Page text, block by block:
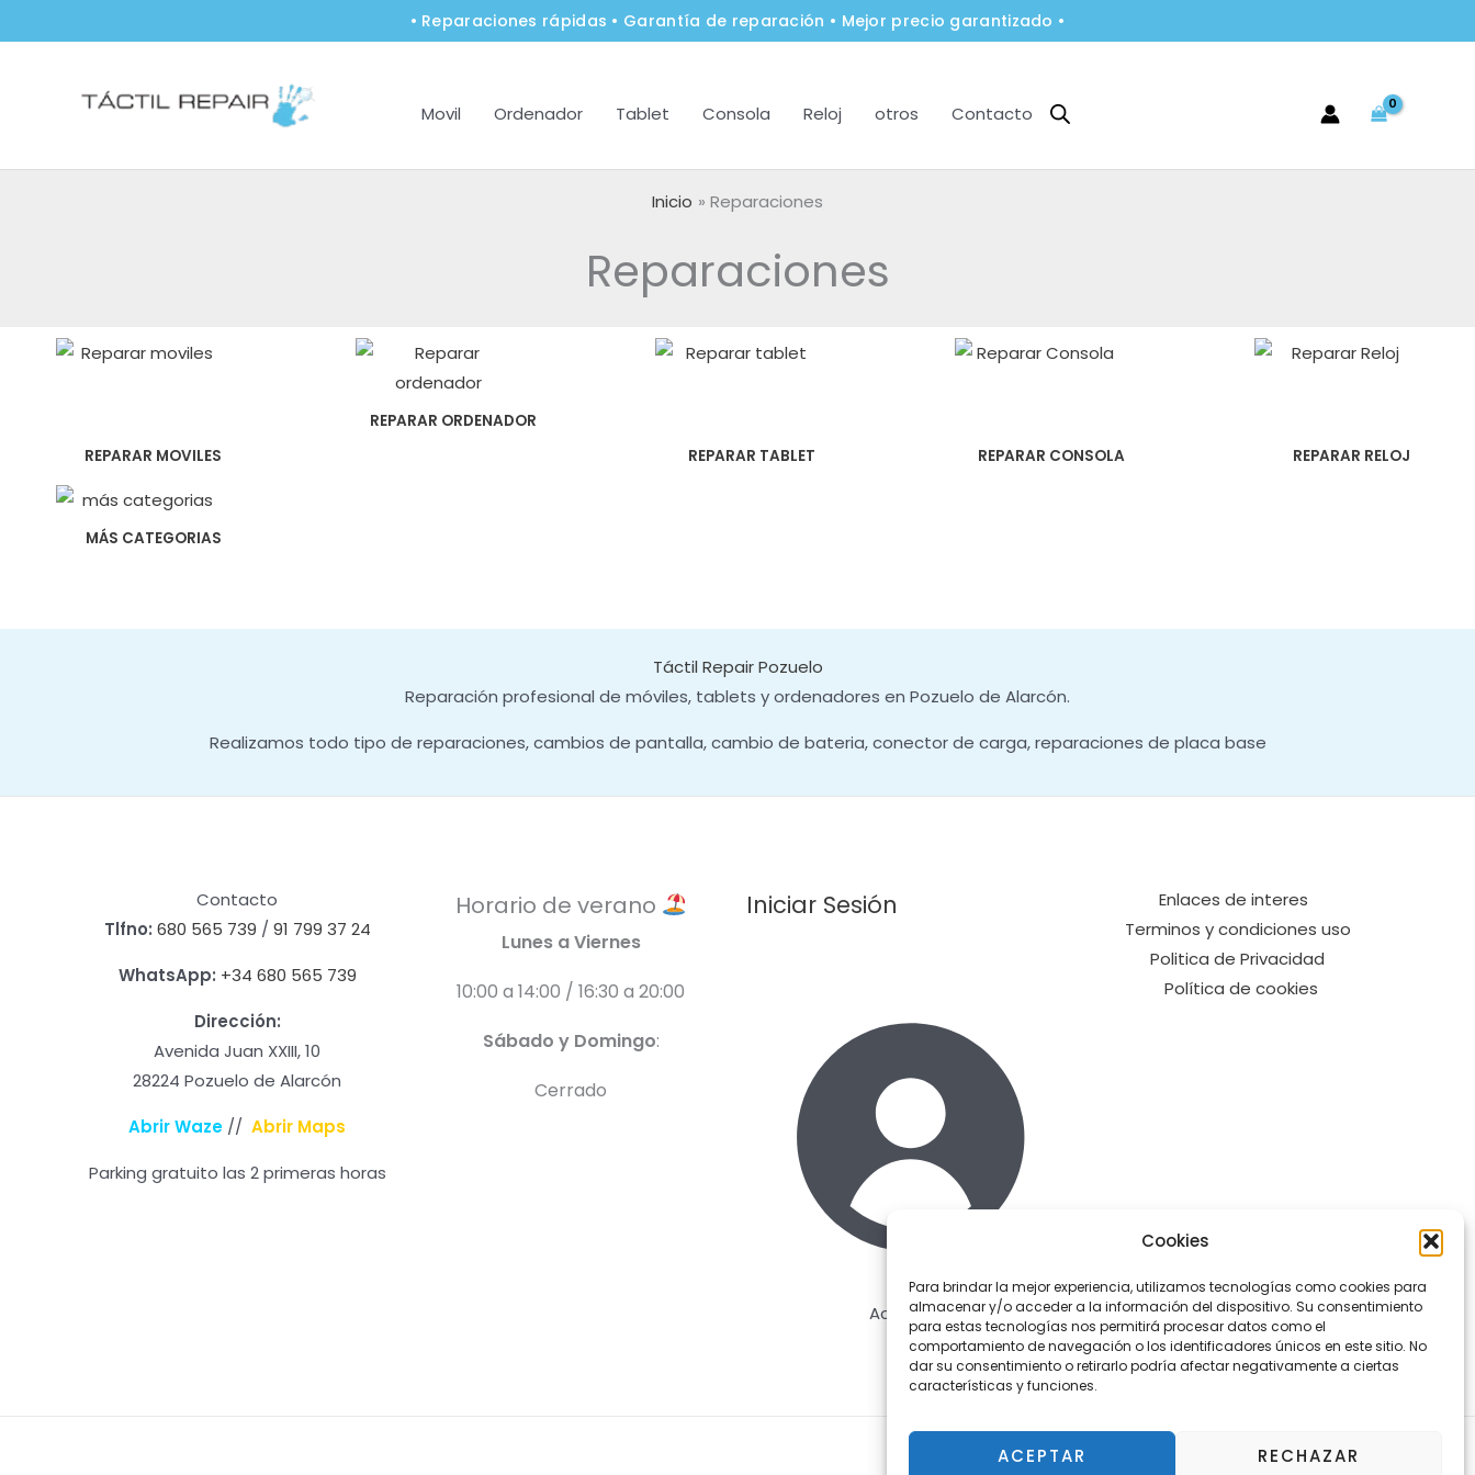
Cookies
Para brindar la mejor experiencia, utilizamos tecnologías como cookies para
almacenar y/o acceder a la información del dispositivo. Su consentimiento
para estas tecnologías nos permitirá procesar datos como el
comportamiento de navegación o los identificadores únicos en este sitio. No
dar su consentimiento o retirarlo podría afectar negativamente a ciertas
características y funciones.
ACEPTAR RECHAZAR
al
• Reparaciones rápidas • Garantía de reparación • Mejor precio garantizado •
Movil Ordenador Tablet Consola Reloj otros Contacto
Inicio Reparaciones
Reparaciones
REPARAR MOVILES
REPARAR ORDENADOR
REPARAR TABLET
REPARAR CONSOLA REPARAR RELOJ
MÁS CATEGORIAS
Táctil Repair Pozuelo
Reparación profesional de móviles, tablets y ordenadores en Pozuelo de Alarcón.
Realizamos todo tipo de reparaciones, cambios de pantalla, cambio de bateria, conector de carga, reparaciones de placa base
Contacto
Tlfno: 680 565 739 / 91 799 37 24
WhatsApp: +34 680 565 739
Dirección:
Avenida Juan XXIII, 10
28224 Pozuelo de Alarcón
Abrir Waze //Abrir Maps
Parking gratuito las 2 primeras horas
Horario de verano
Lunes a Viernes
10:00 a 14:00 / 16:30 a 20:00
Sábado y Domingo:
Cerrado
Iniciar Sesión
Acceder
Enlaces de interes
Terminos y condiciones uso
Politica de Privacidad
Política de cookies